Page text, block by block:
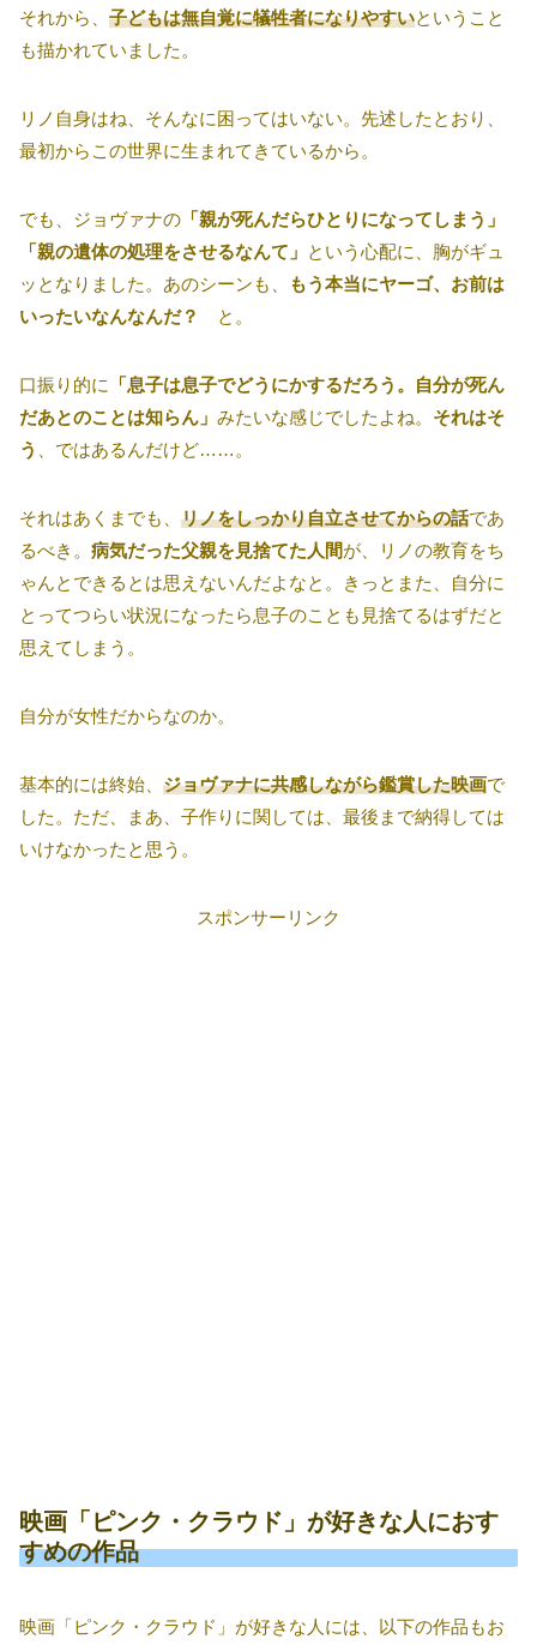
それから、 子どもは無自覚に犠牲者になりやすいということ
も描かれていました。
リノ自身はね、そんなに困ってはいない。先述したとおり、
最初からこの世界に生まれてきているから。
でも、ジョヴァナの 「親が死んだらひとりになってしまう」
「親の遺体の処理をさせるなんて」 という心配に、胸がギュ
ッとなりました。あのシーンも、
もう本当にヤーゴ、お前は
いったいなんなんだ？
と。
口振り的に
「息子は息子でどうにかするだろう。自分が死ん
だあとのことは知らん」 みたいな感じでしたよね。 それはそ
う
、ではあるんだけど……。
それはあくまでも、 リノをしっかり自立させてからの話であ
るべき。 病気だった父親を見捨てた人間が、リノの教育をち
ゃんとできるとは思えないんだよなと。きっとまた、自分に
とってつらい状況になったら息子のことも見捨てるはずだと
思えてしまう。
自分が女性だからなのか。
基本的には終始、 ジョヴァナに共感しながら鑑賞した映画で
した。ただ、まあ、子作りに関しては、最後まで納得しては
いけなかったと思う。
スポンサーリンク
映画「ピンク・クラウド」が好きな人におす
すめの作品
映画「ピンク・クラウド」が好きな人には、以下の作品もお